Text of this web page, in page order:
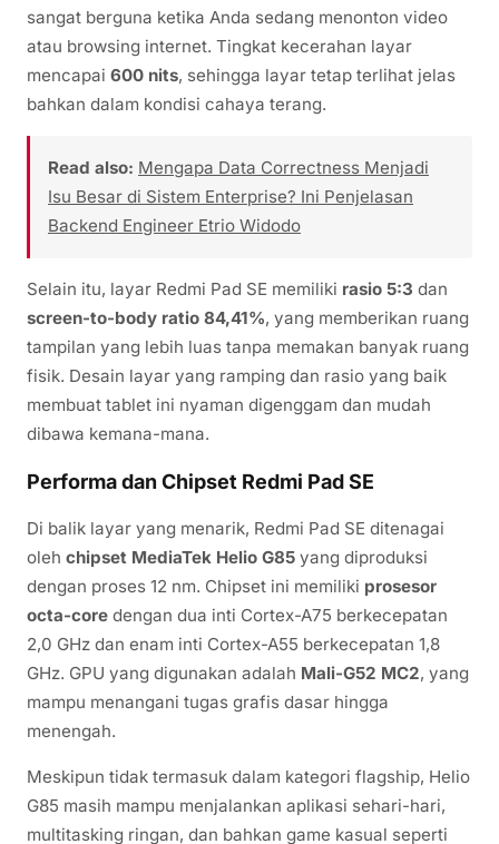
sangat berguna ketika Anda sedang menonton video
atau browsing internet. Tingkat kecerahan layar
mencapai 600 nits, sehingga layar tetap terlihat jelas
bahkan dalam kondisi cahaya terang.
Read also: Mengapa Data Correctness Menjadi
Isu Besar di Sistem Enterprise? Ini Penjelasan
Backend Engineer Etrio Widodo
Selain itu, layar Redmi Pad SE memiliki rasio 5:3 dan
screen-to-body ratio 84,41%, yang memberikan ruang
tampilan yang lebih luas tanpa memakan banyak ruang
fisik. Desain layar yang ramping dan rasio yang baik
membuat tablet ini nyaman digenggam dan mudah
dibawa kemana-mana.
Performa dan Chipset Redmi Pad SE
Di balik layar yang menarik, Redmi Pad SE ditenagai
oleh chipset MediaTek Helio G85 yang diproduksi
dengan proses 12 nm. Chipset ini memiliki prosesor
octa-core dengan dua inti Cortex-A75 berkecepatan
2,0 GHz dan enam inti Cortex-A55 berkecepatan 1,8
GHz. GPU yang digunakan adalah Mali-G52 MC2, yang
mampu menangani tugas grafis dasar hingga
menengah.
Meskipun tidak termasuk dalam kategori flagship, Helio
G85 masih mampu menjalankan aplikasi sehari-hari,
multitasking ringan, dan bahkan game kasual seperti